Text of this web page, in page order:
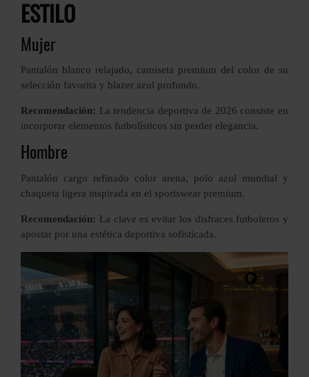
ESTILO
Mujer
Pantalón blanco relajado, camiseta premium del color de su
selección favorita y blazer azul profundo.
Recomendación: La tendencia deportiva de 2026 consiste en
incorporar elementos futbolísticos sin perder elegancia.
Hombre
Pantalón cargo refinado color arena, polo azul mundial y
chaqueta ligera inspirada en el sportswear premium.
Recomendación: La clave es evitar los disfraces futboleros y
apostar por una estética deportiva sofisticada.